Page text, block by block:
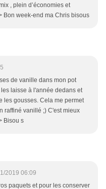
, plein d’économies et
Bon week-end ma Chris bisous
de vanille dans mon pot
laisse à l'année dedans et
les gousses. Cela me permet
raffiné vanillé ;) C'est mieux
Bisou s
2019 06:09
paquets et pour les conserver